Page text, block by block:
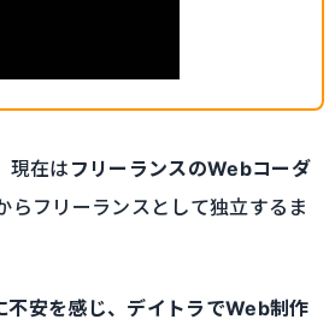
現在は フリーランスのWebコーダ
フリーランスとして独立するま
不安を感じ、デイトラでWeb制作